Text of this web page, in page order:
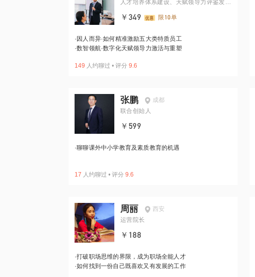
人才培养体系建设、天赋领导力评鉴发展
￥349 限10单
· 因人而异·如何精准激励五大类特质员工
·数智领航·数字化天赋领导力激活与重塑
149 人约聊过 • 评分 9.6
张鹏
成都
联合创始人
￥599
·聊聊课外中小学教育及素质教育的机遇
17 人约聊过 • 评分 9.6
周丽
西安
运营院长
￥188
·打破职场思维的界限，成为职场全能人才
·如何找到一份自己既喜欢又有发展的工作